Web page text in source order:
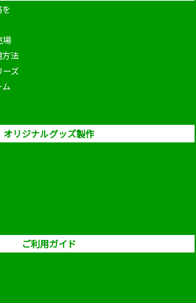
場
法
ズ
ム
オリジナルグッズ製作
ご利用ガイド